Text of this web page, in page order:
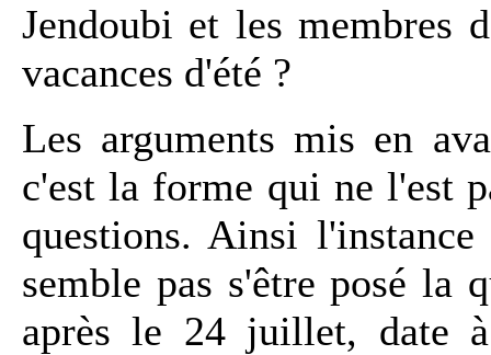
Jendoubi et les membres
vacances d'été ?
Les arguments mis en
c'est la forme qui ne l'est
questions. Ainsi
semble pas s'être posé la
après le 24 juillet, date